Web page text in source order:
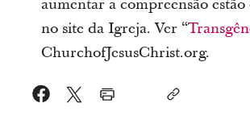
aumentar a compreensão
no site da Igreja. Ver “
ChurchofJesusChrist.org.